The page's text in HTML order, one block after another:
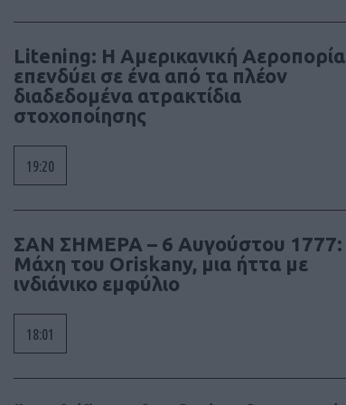
Litening: Η Αμερικανική Αεροπορία
επενδύει σε ένα από τα πλέον
διαδεδομένα ατρακτίδια
στοχοποίησης
19:20
ΣΑΝ ΣΗΜΕΡΑ – 6 Αυγούστου 1777:
Μάχη του Oriskany, μια ήττα με
ινδιάνικο εμφύλιο
18:01